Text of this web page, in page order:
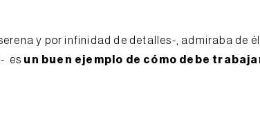
y por infinidad de detalles-, admiraba de
es un buen ejemplo de cómo debe